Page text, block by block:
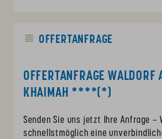
OFFERTANFRAGE
OFFERTANFRAGE WALDORF
KHAIMAH ****(*)
Senden Sie uns jetzt Ihre Anfrage –
schnellstmöglich eine